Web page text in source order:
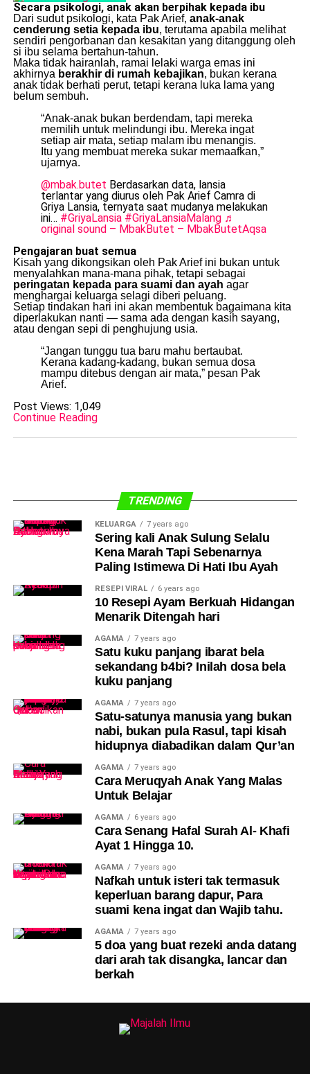
Secara psikologi, anak akan berpihak kepada ibu
Dari sudut psikologi, kata Pak Arief, anak-anak
cenderung setia kepada ibu, terutama apabila melihat
sendiri pengorbanan dan kesakitan yang ditanggung oleh
si ibu selama bertahun-tahun.
Maka tidak hairanlah, ramai lelaki warga emas ini
akhirnya berakhir di rumah kebajikan, bukan kerana
anak tidak berhati perut, tetapi kerana luka lama yang
belum sembuh.
“Anak-anak bukan berdendam, tapi mereka
memilih untuk melindungi ibu. Mereka ingat
setiap air mata, setiap malam ibu menangis.
Itu yang membuat mereka sukar memaafkan,”
ujarnya.
@mbak.butet Berdasarkan data, lansia
terlantar yang diurus oleh Pak Arief Camra di
Griya Lansia, ternyata saat mudanya melakukan
ini… #GriyaLansia #GriyaLansiaMalang ♬
original sound – MbakButet – MbakButetAqsa
Pengajaran buat semua
Kisah yang dikongsikan oleh Pak Arief ini bukan untuk
menyalahkan mana-mana pihak, tetapi sebagai
peringatan kepada para suami dan ayah agar
menghargai keluarga selagi diberi peluang.
Setiap tindakan hari ini akan membentuk bagaimana kita
diperlakukan nanti — sama ada dengan kasih sayang,
atau dengan sepi di penghujung usia.
“Jangan tunggu tua baru mahu bertaubat.
Kerana kadang-kadang, bukan semua dosa
mampu ditebus dengan air mata,” pesan Pak
Arief.
Post Views: 1,049
Continue Reading
TRENDING
KELUARGA 7 years ago
Sering kali Anak Sulung Selalu
Kena Marah Tapi Sebenarnya
Paling Istimewa Di Hati Ibu Ayah
RESEPI VIRAL 6 years ago
10 Resepi Ayam Berkuah Hidangan
Menarik Ditengah hari
AGAMA 7 years ago
Satu kuku panjang ibarat bela
sekandang b4bi? Inilah dosa bela
kuku panjang
AGAMA 7 years ago
Satu-satunya manusia yang bukan
nabi, bukan pula Rasul, tapi kisah
hidupnya diabadikan dalam Qur’an
AGAMA 7 years ago
Cara Meruqyah Anak Yang Malas
Untuk Belajar
AGAMA 6 years ago
Cara Senang Hafal Surah Al- Khafi
Ayat 1 Hingga 10.
AGAMA 7 years ago
Nafkah untuk isteri tak termasuk
keperluan barang dapur, Para
suami kena ingat dan Wajib tahu.
AGAMA 7 years ago
5 doa yang buat rezeki anda datang
dari arah tak disangka, lancar dan
berkah